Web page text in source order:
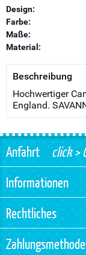
Design:
Farbe:
Maße:
Material:
Beschreibung
Hochwertiger
England.
Anfahrtclick >
Informationen
Rechtliches